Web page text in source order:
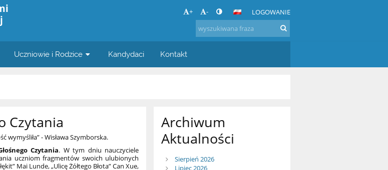
+ - LOGOWANIE
Uczniowie i Rodzice Kandydaci Kontakt
Czytania
wymyśliła” - Wisława Szymborska.
Czytania. W tym dniu nauczyciele
uczniom fragmentów swoich ulubionych
Mai Lunde, „Ulicę Żółtego Błota” Can Xue,
Archiwum
Aktualności
Sierpień 2026